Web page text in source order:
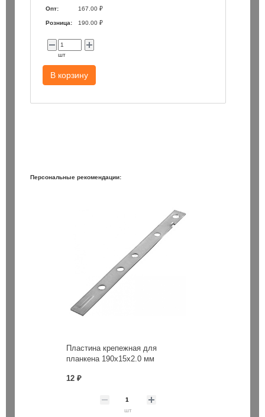
Опт: 167.00 ₽
Розница: 190.00 ₽
шт
В корзину
Персональные рекомендации:
Пластина крепежная для
планкена 190х15х2.0 мм
12 ₽
шт